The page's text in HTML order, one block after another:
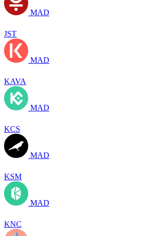
MAD
JST
MAD
KAVA
MAD
KCS
MAD
KSM
MAD
KNC